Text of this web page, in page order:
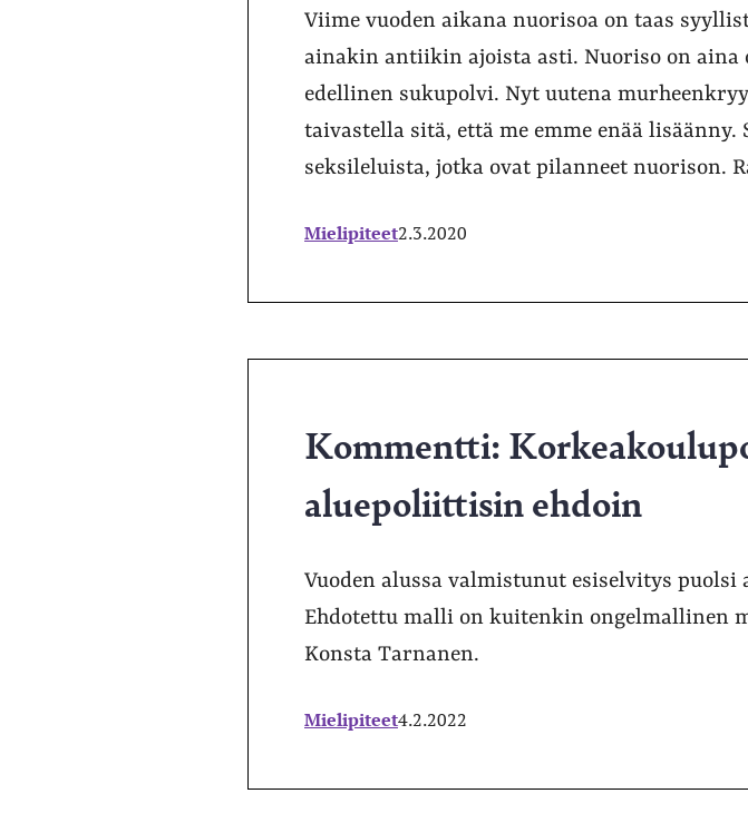
Viime vuoden aikana nuorisoa on taas
ainakin antiikin ajoista asti. Nuoriso on
edellinen sukupolvi. Nyt uutena
taivastella sitä, että me emme enää
seksileluista, jotka ovat pilanneet nuorison.
Mielipiteet2.3.2020
Kommentti:
aluepoliittisin ehdoin
Vuoden alussa valmistunut esiselvitys
Ehdotettu malli on kuitenkin ongelmallinen
Konsta Tarnanen.
Mielipiteet4.2.2022